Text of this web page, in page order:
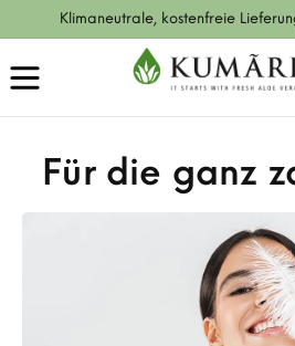
zum
Inhalt
Klimaneutrale, kostenfreie
Für die ganz